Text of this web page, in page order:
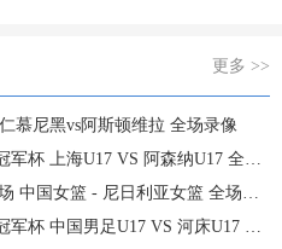
更多 >>
慕尼黑vs阿斯顿维拉 全场录像
上海U17 VS 阿森纳U17 全场录像
国女篮 - 尼日利亚女篮 全场录像
中国男足U17 VS 河床U17 全场录像